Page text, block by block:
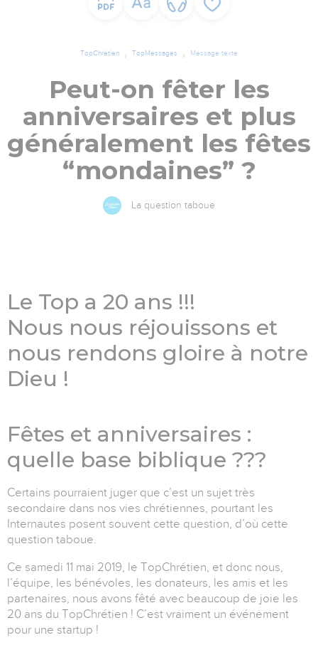
TopChrétien TopMessages Message texte
Peut-on fêter les
anniversaires et plus
généralement les fêtes
“mondaines” ?
La question taboue
Le Top a 20 ans !!!
Nous nous réjouissons et
nous rendons gloire à notre
Dieu !
Fêtes et anniversaires :
quelle base biblique ???
Certains pourraient juger que c’est un sujet très
secondaire dans nos vies chrétiennes, pourtant les
Internautes posent souvent cette question, d’où cette
question taboue.
Ce samedi 11 mai 2019, le TopChrétien, et donc nous,
l’équipe, les bénévoles, les donateurs, les amis et les
partenaires, nous avons fêté avec beaucoup de joie les
20 ans du TopChrétien ! C’est vraiment un événement
pour une startup !